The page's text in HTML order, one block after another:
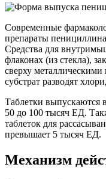
Современные
препараты
Средства для
флаконах (из стекла),
сверху
субстрат разводят
Таблетки выпускаются
50 до 100 тысяч ЕД.
таблеток для
превышает 5 тысяч ЕД.
Механизм